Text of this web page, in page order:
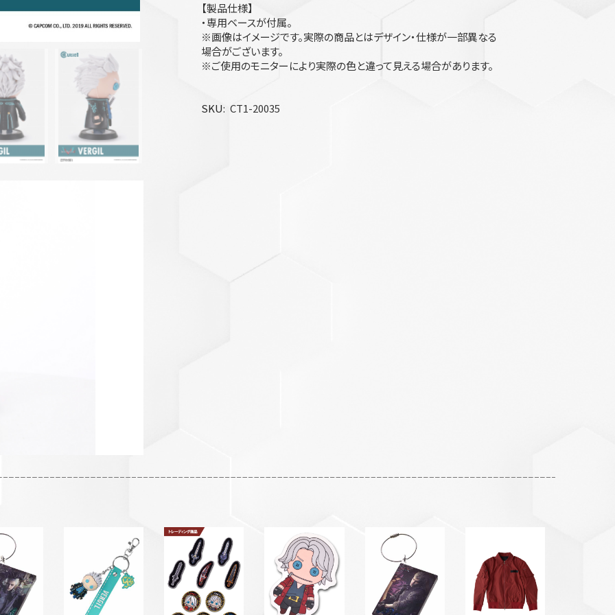
【製品仕様】
・専用ベースが付属。
※画像はイメージです。実際の商品とはデザイン・仕様が一部異なる
場合がございます。
※ご使用のモニターにより実際の色と違って見える場合があります。
SKU CT1-20035